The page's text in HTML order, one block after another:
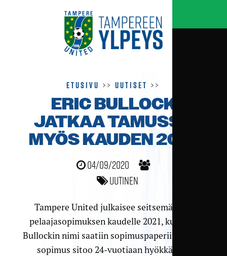
Etusivu >>Uutiset >>
ERIC BULLOCK
JATKAA TAMUSSA
MYÖS KAUDEN 2021
04/09/2020
Uutinen
Tampere United julkaisee seitsemännen
pelaajasopimuksen kaudelle 2021, kun Eric
Bullockin nimi saatiin sopimuspaperiin. Tuore
sopimus sitoo 24-vuotiaan hyökkääjän